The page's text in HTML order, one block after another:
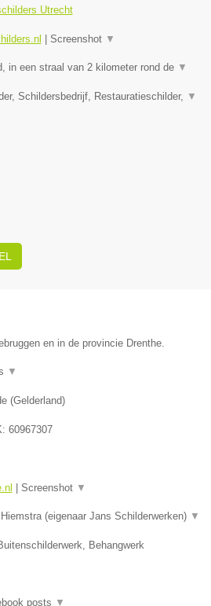
Utrecht
Screenshot ▼
in een straal van 2 kilometer rond de ▼
Schildersbedrijf, Restauratieschilder, ▼
en in de provincie Drenthe.
▼
(Gelderland)
60967307
Screenshot ▼
(eigenaar Jans Schilderwerken) ▼
Behangwerk
posts ▼